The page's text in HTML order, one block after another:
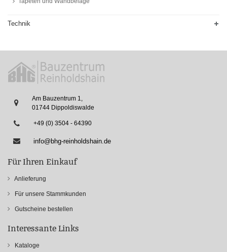
Technik
Am Bauzentrum 1,
01744 Dippoldiswalde
+49 (0) 3504 - 64390
info@bhg-reinholdshain.de
Für Ihren Einkauf
Anlieferung
Für unsere Stammkunden
Gutscheine bestellen
Interessante Links
Kataloge